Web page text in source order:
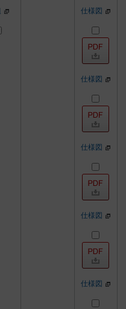
仕様図
仕様図
仕様図
仕様図
仕様図